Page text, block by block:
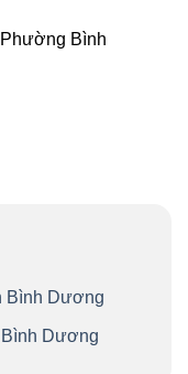
Bình
Bình Dương
Bình Dương